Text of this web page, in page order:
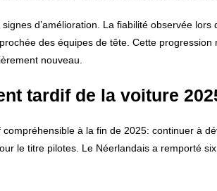
d’amélioration. La fiabilité observée
des équipes de tête. Cette
nouveau.
tardif de la voiture
à la fin de 2025: continuer à
le titre pilotes. Le Néerlandais a remporté